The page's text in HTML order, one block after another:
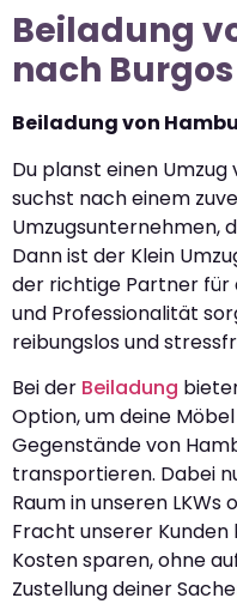
Beiladung
nach Burgos
Beiladung von
Du planst einen
suchst nach einem
Umzugsunternehmen,
Dann ist der Klein
der richtige Partner für
und Professionalität
reibungslos und
Bei der Beiladung
Option, um deine
Gegenstände von
transportieren. Dabei
Raum in unseren
Fracht unserer Kunden
Kosten sparen, ohne
Zustellung deiner